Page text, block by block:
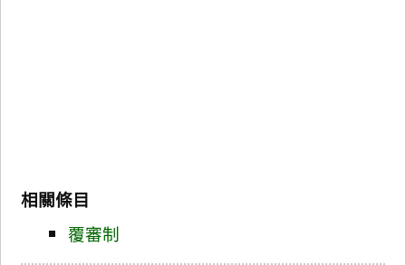
相關條目
覆審制